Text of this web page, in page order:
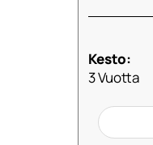
Kesto:
3 Vuotta